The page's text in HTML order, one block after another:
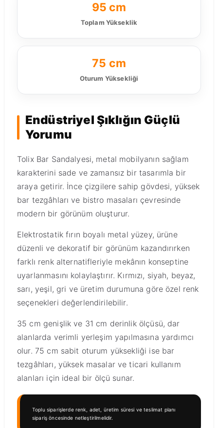
95 cm
Toplam Yükseklik
75 cm
Oturum Yüksekliği
Endüstriyel Şıklığın Güçlü
Yorumu
Tolix Bar Sandalyesi, metal mobilyanın sağlam
karakterini sade ve zamansız bir tasarımla bir
araya getirir. İnce çizgilere sahip gövdesi, yüksek
bar tezgâhları ve bistro masaları çevresinde
modern bir görünüm oluşturur.
Elektrostatik fırın boyalı metal yüzey, ürüne
düzenli ve dekoratif bir görünüm kazandırırken
farklı renk alternatifleriyle mekânın konseptine
uyarlanmasını kolaylaştırır. Kırmızı, siyah, beyaz,
sarı, yeşil, gri ve üretim durumuna göre özel renk
seçenekleri değerlendirilebilir.
35 cm genişlik ve 31 cm derinlik ölçüsü, dar
alanlarda verimli yerleşim yapılmasına yardımcı
olur. 75 cm sabit oturum yüksekliği ise bar
tezgâhları, yüksek masalar ve ticari kullanım
alanları için ideal bir ölçü sunar.
Toplu siparişlerde renk, adet, üretim süresi ve teslimat planı
sipariş öncesinde netleştirilmelidir.